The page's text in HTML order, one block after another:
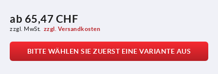
ab 65,47 CHF
zzgl. MwSt. zzgl. Versandkosten
BITTE WÄHLEN SIE ZUERST EINE VARIANTE AUS